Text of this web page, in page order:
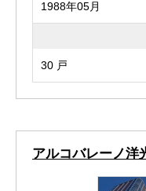
1988年05月
30 戸
アルコバレーノ洋